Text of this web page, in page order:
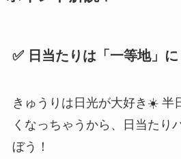
✅ 日当たりは「一等地」に
きゅうりは日光が大好き☀️ 半
くなっちゃうから、日当たり
ぼう！